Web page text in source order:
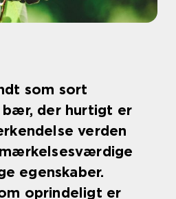
som sort
der hurtigt er
verden
egenskaber.
oprindeligt er